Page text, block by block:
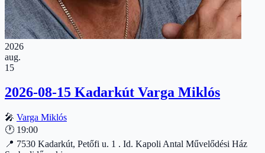
2026
aug.
15
2026-08-15 Kadarkút Varga Miklós
🎤 Varga Miklós
🕐 19:00
📍 7530 Kadarkút, Petőfi u. 1 . Id. Kapoli Antal Művelődési Ház